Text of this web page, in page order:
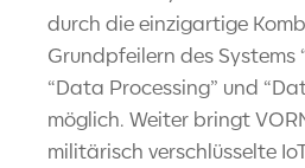
durch die einzigartige
Grundpfeilern des Systems
“Data Processing” und
möglich. Weiter bringt
militärisch verschlüsselte